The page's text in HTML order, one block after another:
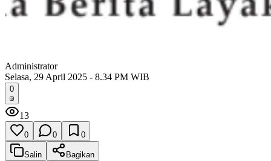
Administrator
Selasa, 29 April 2025 - 8.34 PM WIB
0
13
0 0 0
Salin
Bagikan